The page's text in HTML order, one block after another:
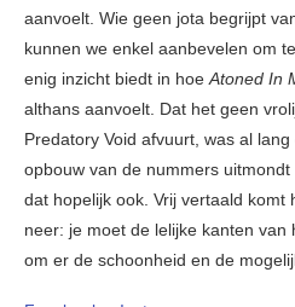
aanvoelt. Wie geen jota begrijpt
kunnen we enkel aanbevelen om
enig inzicht biedt in hoeAtoned In
althans aanvoelt. Dat het geen
Predatory Void afvuurt, was al
opbouw van de nummers
dat hopelijk ook. Vrij vertaald
neer: je moet de lelijke kanten van
om er de schoonheid en de